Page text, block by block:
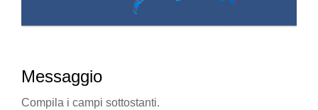
Messaggio
Compila i campi sottostanti.